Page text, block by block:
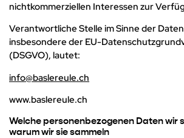
nichtkommerziellen Interessen zur
Verantwortliche Stelle im Sinne der
insbesondere der EU-
(DSGVO), lautet:
info@baslereule.ch
www.baslereule.ch
Welche personenbezogenen Daten wir
warum wir sie sammeln